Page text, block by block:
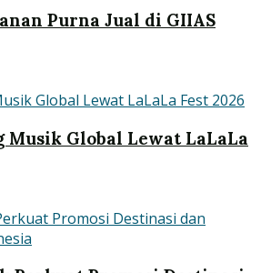
Purna Jual di GIIAS
Global Lewat LaLaLa